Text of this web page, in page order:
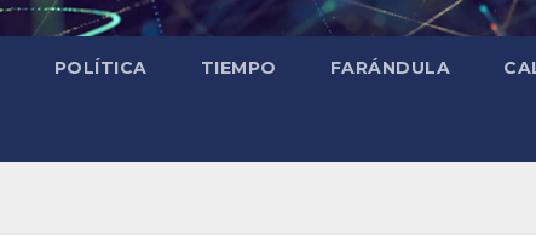
POLÍTICA TIEMPO FARÁNDULA